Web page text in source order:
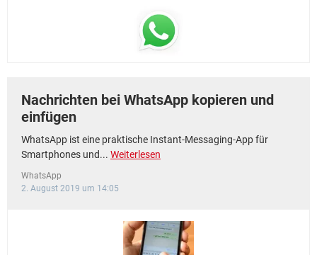
Nachrichten bei WhatsApp kopieren und
einfügen
WhatsApp ist eine praktische Instant-Messaging-App für
Smartphones und... Weiterlesen
WhatsApp
2. August 2019 um 14:05